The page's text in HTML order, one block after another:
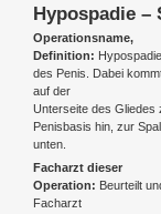
Hypospadie –
Operationsname,
Definition:
des Penis. Dabei
auf der
Unterseite des Gliedes
Penisbasis hin, zur
unten.
Facharzt dieser
Operation: Beurteilt
Facharzt